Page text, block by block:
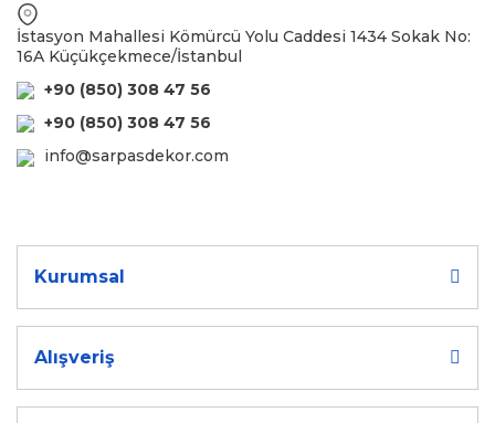
İstasyon Mahallesi Kömürcü Yolu Caddesi 1434 Sokak No:
16A Küçükçekmece/İstanbul
+90 (850) 308 47 56
+90 (850) 308 47 56
info@sarpasdekor.com
Kurumsal
Alışveriş